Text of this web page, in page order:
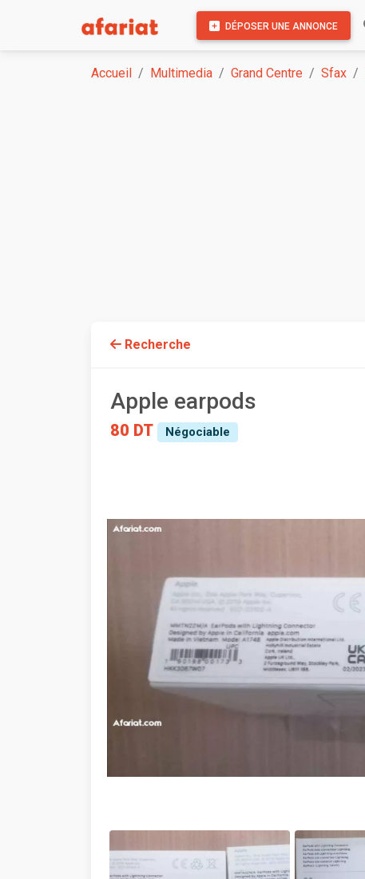
DÉPOSER UNE ANNONCE
Accueil Multimedia Grand Centre Sfax
Recherche
Apple earpods
80 DT Négociable